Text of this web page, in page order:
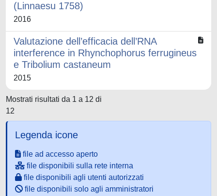
(Linnaesu 1758)
2016
Valutazione dell’efficacia dell’RNA
interference in Rhynchophorus ferrugineus
e Tribolium castaneum
2015
Mostrati risultati da 1 a 12 di
12
Legenda icone
file ad accesso aperto
file disponibili sulla rete interna
file disponibili agli utenti autorizzati
file disponibili solo agli amministratori